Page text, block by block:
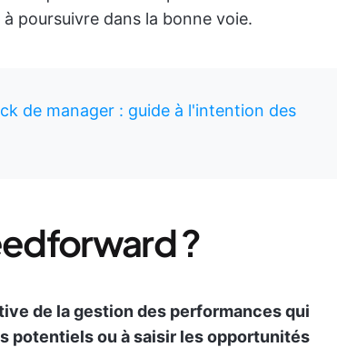
poursuivre dans la bonne voie.
de manager : guide à l'intention des
?
de la gestion des performances qui
potentiels ou à saisir les opportunités